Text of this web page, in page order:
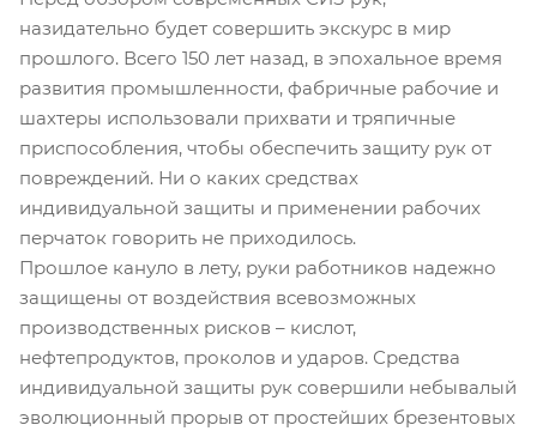
назидательно будет совершить экскурс в мир
прошлого. Всего 150 лет назад, в эпохальное время
развития промышленности, фабричные рабочие и
шахтеры использовали прихвати и тряпичные
приспособления, чтобы обеспечить защиту рук от
повреждений. Ни о каких средствах
индивидуальной защиты и применении рабочих
перчаток говорить не приходилось.
Прошлое кануло в лету, руки работников надежно
защищены от воздействия всевозможных
производственных рисков – кислот,
нефтепродуктов, проколов и ударов. Средства
индивидуальной защиты рук совершили небывалый
эволюционный прорыв от простейших брезентовых